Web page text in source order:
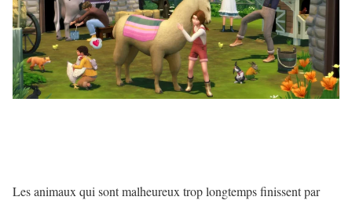
Les animaux qui sont malheureux trop longtemps finissent par